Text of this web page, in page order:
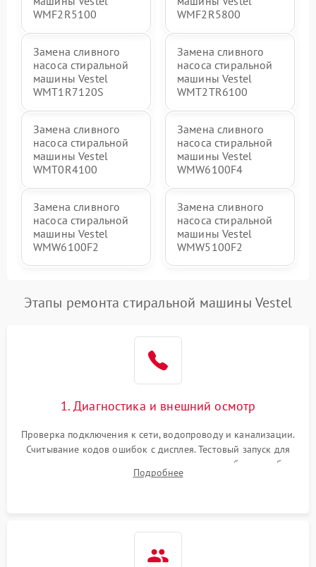
WMF2R5100
WMF2R5800
Замена сливного
насоса стиральной
машины Vestel
WMT1R7120S
Замена сливного
насоса стиральной
машины Vestel
WMT2TR6100
Замена сливного
насоса стиральной
машины Vestel
WMT0R4100
Замена сливного
насоса стиральной
машины Vestel
WMW6100F4
Замена сливного
насоса стиральной
машины Vestel
WMW6100F2
Замена сливного
насоса стиральной
машины Vestel
WMW5100F2
Этапы ремонта стиральной машины Vestel
1. Диагностика и внешний осмотр
Проверка подключения к сети, водопроводу и канализации.
Считывание кодов ошибок с дисплея. Тестовый запуск для
выявления посторонних шумов, протечек или сбоев в работе
электронного модуля управления.
Подробнее